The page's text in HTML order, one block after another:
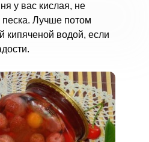
у вас кислая, не
песка. Лучше потом
кипяченой водой, если